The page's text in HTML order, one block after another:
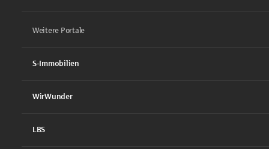
Weitere Portale
S-Immobilien
WirWunder
LBS